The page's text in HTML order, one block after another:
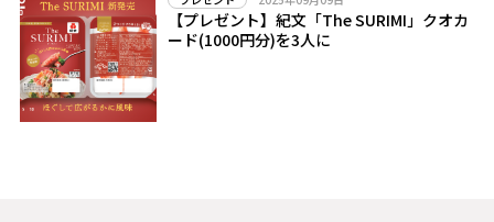
【プレゼント】紀文「The SURIMI」クオカ
ード(1000円分)を3人に